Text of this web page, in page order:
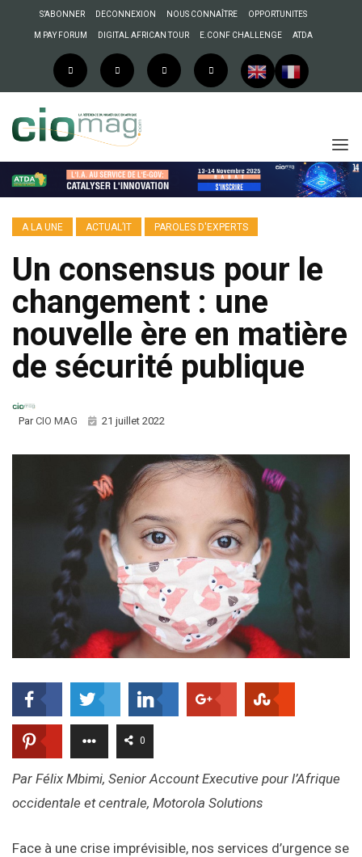
S’ABONNER DECONNEXION NOUS CONNAÎTRE OPPORTUNITES
M PAY FORUM DIGITAL AFRICAN TOUR E.CONF CHALLENGE ATDA
A LA UNE ACTUAL’IT PAROLES D'EXPERTS
Un consensus pour le
changement : une
nouvelle ère en matière
de sécurité publique
ParCIO MAG 21 juillet 2022
0
Par Félix Mbimi, Senior Account Executive pour l’Afrique
occidentale et centrale, Motorola Solutions
Face à une crise imprévisible, nos services d’urgence se